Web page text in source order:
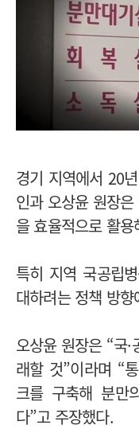
경기 지역에서 20
인과 오상윤 원장
을 효율적으로 활
특히 지역 국공립
대하려는 정책 방
오상윤 원장은 “국
래할 것”이라며 “
크를 구축해 분만
다”고 주장했다.